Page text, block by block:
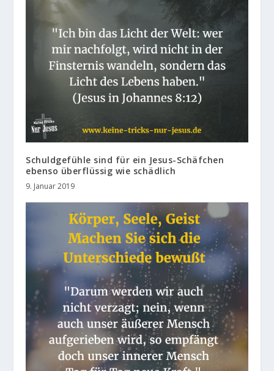
Schuldgefühle sind für ein Jesus-Schäfchen
ebenso überflüssig wie schädlich
9. Januar 2019